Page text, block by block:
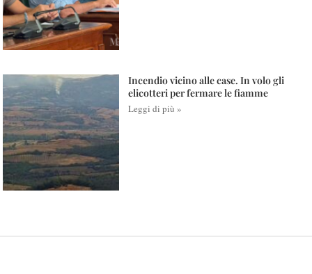
Incendio vicino alle case. In volo gli
elicotteri per fermare le fiamme
Leggi di più »